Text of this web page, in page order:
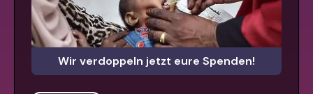
Wir verdoppeln jetzt eure Spenden!